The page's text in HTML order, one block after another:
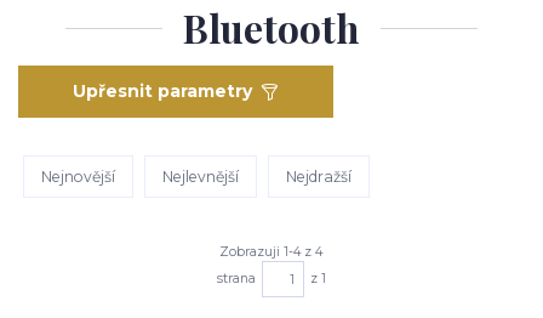
Bluetooth
Upřesnit parametry
Nejnovější Nejlevnější Nejdražší
Zobrazuji 1-4 z 4
strana
z 1